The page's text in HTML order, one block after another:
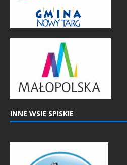
INNE WSIE SPISKIE